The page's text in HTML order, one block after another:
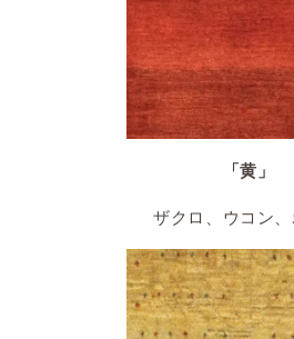
「黄」
ザクロ、ウコン、